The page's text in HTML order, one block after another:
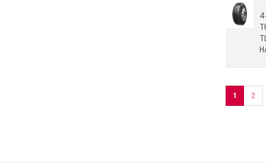
1 2